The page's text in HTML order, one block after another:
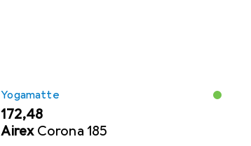
Yogamatte
EUR
172,48
Airex Corona 185